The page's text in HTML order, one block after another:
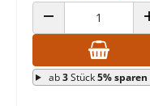
ANZAHL VERRINGERN
ab3Stück5% sparen